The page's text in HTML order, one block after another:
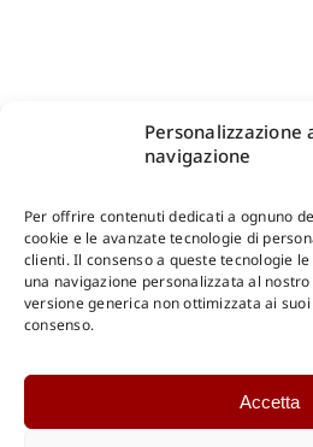
Personalizzazione
navigazione
Per offrire contenuti dedicati a ognuno
cookie e le avanzate tecnologie di
clienti. Il consenso a queste tecnologie
una navigazione personalizzata al
versione generica non ottimizzata ai
consenso.
Accetta
Shop Gangemi Editore-Pagamenti